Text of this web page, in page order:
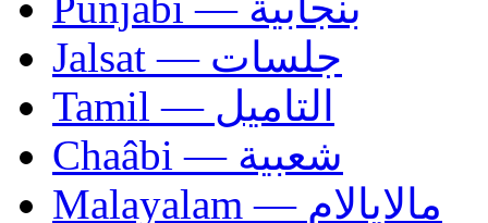
Jalsat — جلسات
Tamil — التاميل
Chaâbi — شعبية
Malayalam — مالايالام